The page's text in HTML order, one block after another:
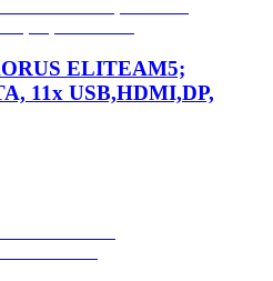
ELITEAM5;
11x USB,HDMI,DP,